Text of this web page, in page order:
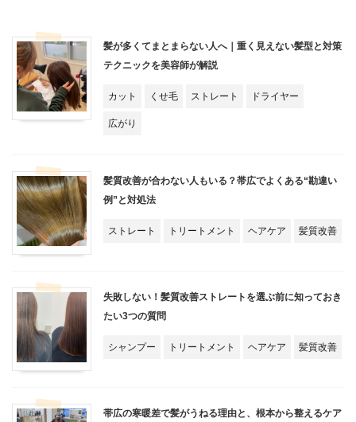
髪が多くてまとまらない人へ｜重く見えない髪型と対策
テクニックを美容師が解説
カット くせ毛 ストレート ドライヤー
広がり
髪質改善が合わない人もいる？帯広でよくある“勘違い
例”と対処法
ストレート トリートメント ヘアケア 髪質改善
失敗しない！髪質改善ストレートを選ぶ前に知っておき
たい3つの質問
シャンプー トリートメント ヘアケア 髪質改善
帯広の寒暖差で髪がうねる理由と、根本から整えるケア